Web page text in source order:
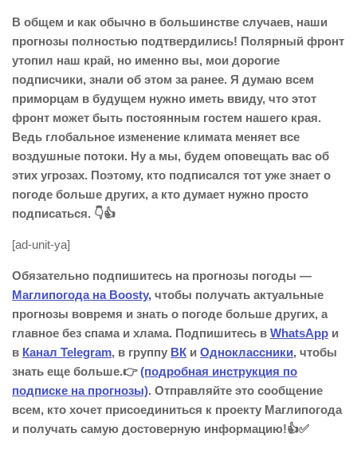
В общем и как обычно в большинстве случаев, наши
прогнозы полностью подтвердились! Полярный фронт
утопил наш край, но именно вы, мои дорогие
подписчики, знали об этом за ранее. Я думаю всем
приморцам в будущем нужно иметь ввиду, что этот
фронт может быть постоянным гостем нашего края.
Ведь глобальное изменение климата меняет все
воздушные потоки. Ну а мы, будем оповещать вас об
этих угрозах. Поэтому, кто подписался тот уже знает о
погоде больше других, а кто думает нужно просто
подписаться. 👇👍
[ad-unit-ya]
Обязательно подпишитесь на прогнозы погоды —
Маглипогода на Boosty, чтобы получать актуальные
прогнозы вовремя и знать о погоде больше других, а
главное без спама и хлама. Подпишитесь в WhatsApp и
в Канал Telegram, в группу ВК и Одноклассники, чтобы
знать еще больше.👉(подробная инструкция по
подписке на прогнозы). Отправляйте это сообщение
всем, кто хочет присоединиться к проекту Маглипогода
и получать самую достоверную информацию!👍✅